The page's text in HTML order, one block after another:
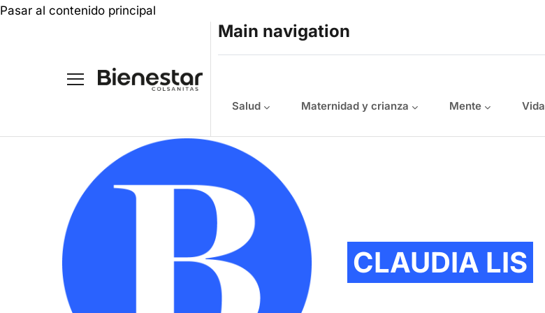
Pasar al contenido principal
Main navigation
Salud Maternidad y crianza Mente Vida
CLAUDIA LIS